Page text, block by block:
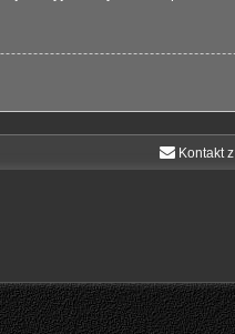
Kontakt